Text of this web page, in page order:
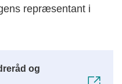
repræsentant i
og